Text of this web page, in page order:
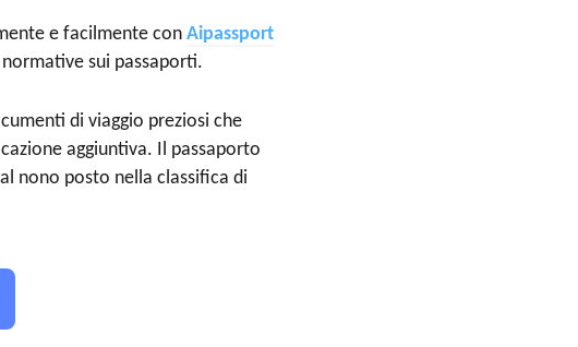
e facilmente conAipassport
sui passaporti.
di viaggio preziosi che
aggiuntiva. Il passaporto
nono posto nella classifica di